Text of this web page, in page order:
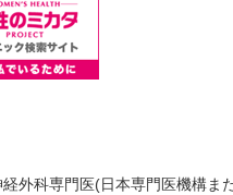
外科専門医(日本専門医機構ま